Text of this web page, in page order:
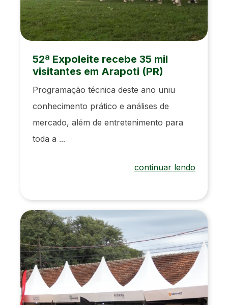
52ª Expoleite recebe 35 mil
visitantes em Arapoti (PR)
Programação técnica deste ano uniu
conhecimento prático e análises de
mercado, além de entretenimento para
toda a ...
continuar lendo